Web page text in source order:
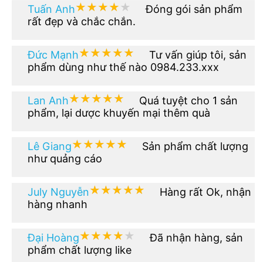
Tuấn Anh★★★★★
★★★★★
Đóng gói sản phẩm
rất đẹp và chắc chắn.
Đức Mạnh★★★★★
★★★★★
Tư vấn giúp tôi, sản
phẩm dùng như thế nào 0984.233.xxx
Lan Anh★★★★★
★★★★★
Quá tuyệt cho 1 sản
phẩm, lại dược khuyến mại thêm quà
Lê Giang★★★★★
★★★★★
Sản phẩm chất lượng
như quảng cáo
July Nguyễn★★★★★
★★★★★
Hàng rất Ok, nhận
hàng nhanh
Đại Hoàng★★★★★
★★★★★
Đã nhận hàng, sản
phẩm chất lượng like